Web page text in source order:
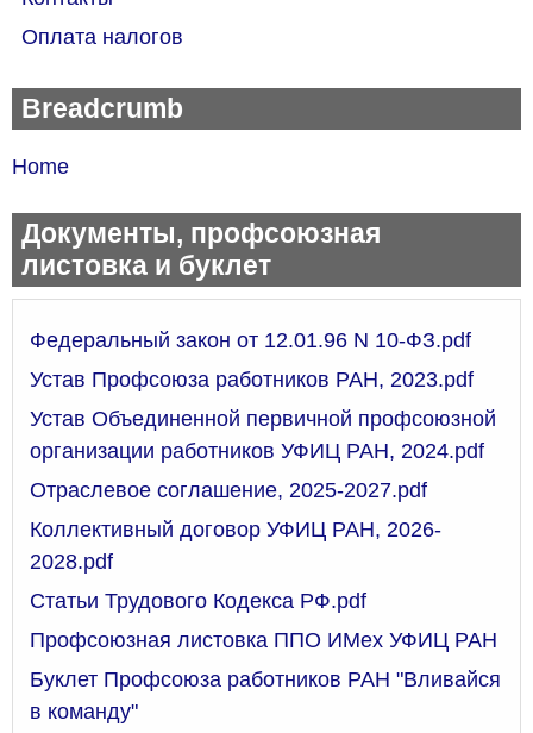
Оплата налогов
Breadcrumb
Home
Документы, профсоюзная
листовка и буклет
Федеральный закон от 12.01.96 N 10-ФЗ.pdf
Устав Профсоюза работников РАН, 2023.pdf
Устав Объединенной первичной профсоюзной
организации работников УФИЦ РАН, 2024.pdf
Отраслевое соглашение, 2025-2027.pdf
Коллективный договор УФИЦ РАН, 2026-
2028.pdf
Статьи Трудового Кодекса РФ.pdf
Профсоюзная листовка ППО ИМех УФИЦ РАН
Буклет Профсоюза работников РАН "Вливайся
в команду"